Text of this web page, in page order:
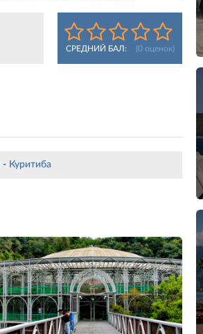
СРЕДНИЙ БАЛ: (0оценок)
- Куритиба